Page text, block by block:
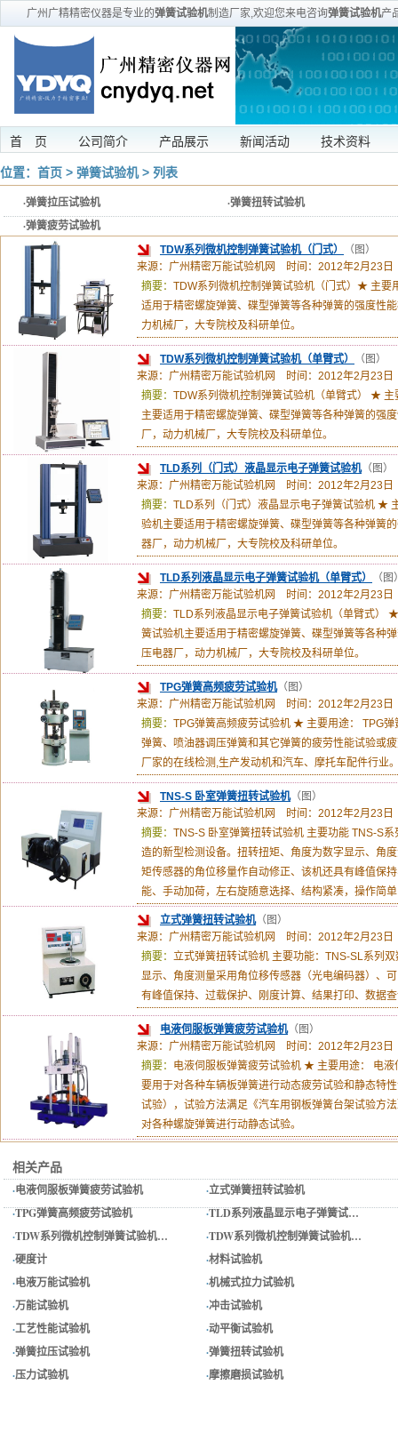
广州广精精密仪器是专业的弹簧试验机制造厂家,欢迎您来电咨询弹簧试验机产
首 页 公司简介 产品展示 新闻活动 技术资料
位置： 首页 > 弹簧试验机> 列表
·弹簧拉压试验机 ·弹簧扭转试验机
·弹簧疲劳试验机
TDW系列微机控制弹簧试验机（门式）
（图）
来源：广州精密万能试验机网 时间：2012年2月23日
摘要： TDW系列微机控制弹簧试验机（门式）★ 主要
适用于精密螺旋弹簧、碟型弹簧等各种弹簧的强度性
力机械厂，大专院校及科研单位。
TDW系列微机控制弹簧试验机（单臂式）
（图）
来源：广州精密万能试验机网 时间：2012年2月23日
摘要： TDW系列微机控制弹簧试验机（单臂式） ★
主要适用于精密螺旋弹簧、碟型弹簧等各种弹簧的强
厂，动力机械厂，大专院校及科研单位。
TLD系列（门式）液晶显示电子弹簧试验机（图）
来源：广州精密万能试验机网 时间：2012年2月23日
摘要： TLD系列（门式）液晶显示电子弹簧试验机 ★
验机主要适用于精密螺旋弹簧、碟型弹簧等各种弹簧
器厂，动力机械厂，大专院校及科研单位。
TLD系列液晶显示电子弹簧试验机（单臂式）
（图
来源：广州精密万能试验机网 时间：2012年2月23日
摘要： TLD系列液晶显示电子弹簧试验机（单臂式）
簧试验机主要适用于精密螺旋弹簧、碟型弹簧等各种
压电器厂，动力机械厂，大专院校及科研单位。
TPG弹簧高频疲劳试验机（图）
来源：广州精密万能试验机网 时间：2012年2月23日
摘要： TPG弹簧高频疲劳试验机 ★ 主要用途： TPG
弹簧、喷油器调压弹簧和其它弹簧的疲劳性能试验或
厂家的在线检测,生产发动机和汽车、摩托车配件行业
TNS-S 卧室弹簧扭转试验机（图）
来源：广州精密万能试验机网 时间：2012年2月23日
摘要： TNS-S 卧室弹簧扭转试验机 主要功能 TNS-S
造的新型检测设备。扭转扭矩、角度为数字显示、角
矩传感器的角位移量作自动修正、该机还具有峰值保
能、手动加荷，左右旋随意选择、结构紧凑，操作简
立式弹簧扭转试验机（图）
来源：广州精密万能试验机网 时间：2012年2月23日
摘要： 立式弹簧扭转试验机 主要功能：TNS-SL系列
显示、角度测量采用角位移传感器（光电编码器）、
有峰值保持、过载保护、刚度计算、结果打印、数据
电液伺服板弹簧疲劳试验机（图）
来源：广州精密万能试验机网 时间：2012年2月23日
摘要： 电液伺服板弹簧疲劳试验机 ★ 主要用途： 电
要用于对各种车辆板弹簧进行动态疲劳试验和静态特
试验），试验方法满足《汽车用钢板弹簧台架试验方
对各种螺旋弹簧进行动静态试验。
相关产品
·电液伺服板弹簧疲劳试验机 ·立式弹簧扭转试验机
·TPG弹簧高频疲劳试验机 ·TLD系列液晶显示电子弹簧试…
·TDW系列微机控制弹簧试验机… ·TDW系列微机控制弹簧试验机…
·硬度计 ·材料试验机
·电液万能试验机 ·机械式拉力试验机
·万能试验机 ·冲击试验机
·工艺性能试验机 ·动平衡试验机
·弹簧拉压试验机 ·弹簧扭转试验机
·压力试验机 ·摩擦磨损试验机